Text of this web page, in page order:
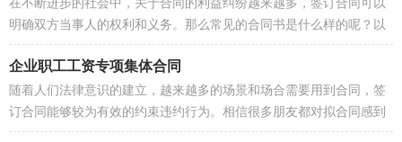
在不断进步的社会中，关于合同的利益纠纷越来越多，签订合同可以
明确双方当事人的权利和义务。那么常见的合同书是什么样的呢？以
下是小编收集整理的公司职工劳动...
企业职工工资专项集体合同
随着人们法律意识的建立，越来越多的场景和场合需要用到合同，签
订合同能够较为有效的约束违约行为。相信很多朋友都对拟合同感到
非常苦恼吧，下面是小编整理的企...